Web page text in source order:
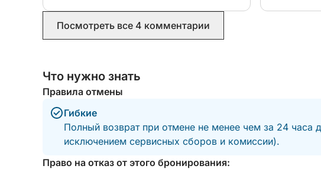
Посмотреть все 4 комментарии
Что нужно знать
Правила отмены
Гибкие
Полный возврат при отмене не менее чем за 24 часа
исключением сервисных сборов и комиссии).
Право на отказ от этого бронирования: